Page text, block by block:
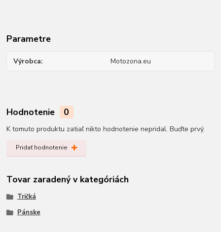
Parametre
Výrobca Motozona.eu
Hodnotenie 0
K tomuto produktu zatiaľ nikto hodnotenie nepridal. Buďte prvý.
Pridať hodnotenie
Tovar zaradený v kategóriách
Tričká
Pánske